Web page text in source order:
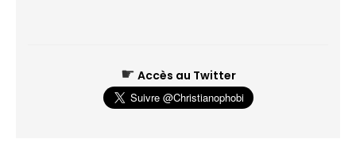
☛ Accès au Twitter